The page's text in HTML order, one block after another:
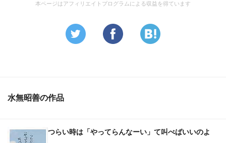
本ページはアフィリエイトプログラムによる収益を得ています
水無昭善の作品
つらい時は「やってらんなーい」て叫べばいいのよ